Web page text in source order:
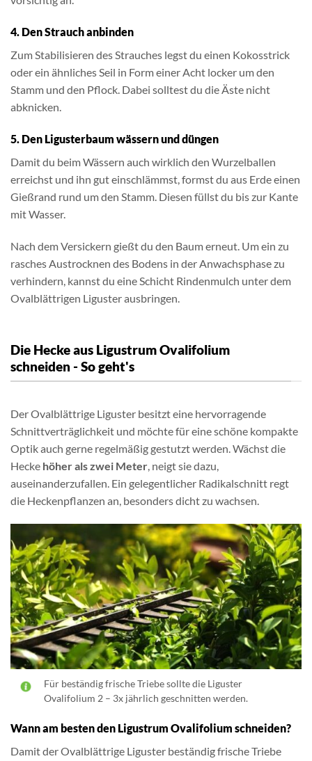
4. Den Strauch anbinden
Zum Stabilisieren des Strauches legst du einen Kokosstrick
oder ein ähnliches Seil in Form einer Acht locker um den
Stamm und den Pflock. Dabei solltest du die Äste nicht
abknicken.
5. Den Ligusterbaum wässern und düngen
Damit du beim Wässern auch wirklich den Wurzelballen
erreichst und ihn gut einschlämmst, formst du aus Erde einen
Gießrand rund um den Stamm. Diesen füllst du bis zur Kante
mit Wasser.
Nach dem Versickern gießt du den Baum erneut. Um ein zu
rasches Austrocknen des Bodens in der Anwachsphase zu
verhindern, kannst du eine Schicht Rindenmulch unter dem
Ovalblättrigen Liguster ausbringen.
Die Hecke aus Ligustrum Ovalifolium
schneiden - So geht's
Der Ovalblättrige Liguster besitzt eine hervorragende
Schnittverträglichkeit und möchte für eine schöne kompakte
Optik auch gerne regelmäßig gestutzt werden. Wächst die
Hecke höher als zwei Meter, neigt sie dazu,
auseinanderzufallen. Ein gelegentlicher Radikalschnitt regt
die Heckenpflanzen an, besonders dicht zu wachsen.
Für beständig frische Triebe sollte die Liguster
Ovalifolium 2 – 3x jährlich geschnitten werden.
Wann am besten den Ligustrum Ovalifolium schneiden?
Damit der Ovalblättrige Liguster beständig frische Triebe